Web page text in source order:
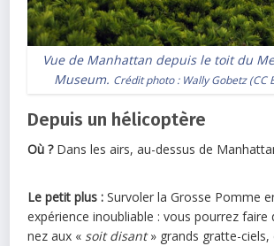
Vue de Manhattan depuis le toit du
Museum. Crédit photo : Wally Gobetz(CC
Depuis un hélicoptère
Où ?Dans les airs, au-dessus de
Le petit plus : Survoler la Grosse Pomme
expérience inoubliable : vous pourrez faire
nez aux « soit disant» grands gratte-ciels,